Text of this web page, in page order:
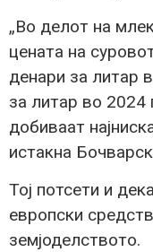
„Во делот на
цената на
денари за литар
за литар во
добиваат
истакна
Тој потсети и
европски
земјоделството.